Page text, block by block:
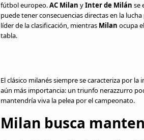
fútbol europeo.AC Milan yInter de Milán se
puede tener consecuencias directas en la
líder de la clasificación, mientras Milan ocupa
tabla.
El clásico milanés siempre se caracteriza por
aún más importancia: un triunfo nerazzurro
mantendría viva la pelea por el campeonato.
Milan busca